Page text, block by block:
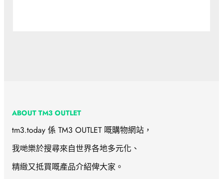
ABOUT TM3 OUTLET
tm3.today 係 TM3 OUTLET 嘅購物網站，
我哋樂於搜尋來自世界各地多元化、
精緻又抵買嘅產品介紹俾大家。